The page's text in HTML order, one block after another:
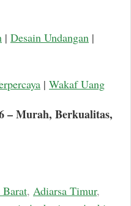
| Desain Undangan |
| Wakaf Uang
– Murah, Berkualitas,
Barat, Adiarsa Timur,